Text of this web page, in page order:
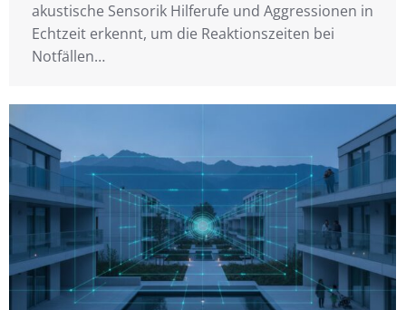
akustische Sensorik Hilferufe und Aggressionen in
Echtzeit erkennt, um die Reaktionszeiten bei
Notfällen…